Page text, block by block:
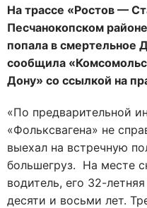
На трассе «Ростов —
Песчанокопском
попала в смертельное
сообщила
Дону» со ссылкой на
«По предварительной
«Фольксвагена» не
выехал на встречную
большегруз. На месте
водитель, его 32-
десяти и восьми лет.